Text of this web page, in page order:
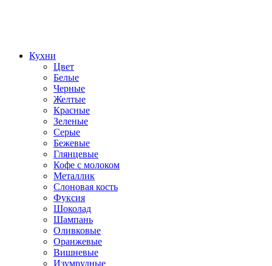
Кухни
Цвет
Белые
Черные
Желтые
Красные
Зеленые
Серые
Бежевые
Глянцевые
Кофе с молоком
Металлик
Слоновая кость
Фуксия
Шоколад
Шампань
Оливковые
Оранжевые
Вишневые
Изумрудные